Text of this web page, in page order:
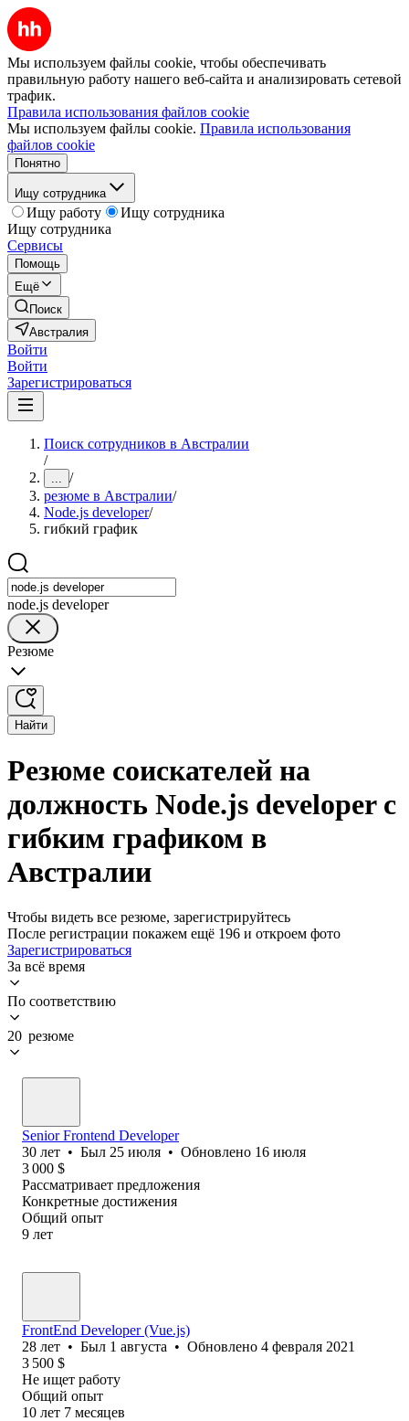
Мы используем файлы cookie, чтобы обеспечивать
правильную работу нашего веб-сайта и анализировать сетевой
трафик.
Правила использования файлов cookie
Мы используем файлы cookie. Правила использования
файлов cookie
Понятно
Ищу сотрудника
Ищу работу
Ищу сотрудника
Ищу сотрудника
Сервисы
Помощь
Ещё
Поиск
Австралия
Войти
Войти
Зарегистрироваться
Поиск сотрудников в Австралии
/
... /
резюме в Австралии/
Node.js developer/
гибкий график
node.js developer
Резюме
Найти
Резюме соискателей на
должность Node.js developer с
гибким графиком в
Австралии
Чтобы видеть все резюме, зарегистрируйтесь
После регистрации покажем ещё 196 и откроем фото
Зарегистрироваться
За всё время
По соответствию
20 резюме
Senior Frontend Developer
30 лет • Был 25 июля • Обновлено 16 июля
3 000 $
Рассматривает предложения
Конкретные достижения
Общий опыт
9 лет
FrontEnd Developer (Vue.js)
28 лет • Был 1 августа • Обновлено 4 февраля 2021
3 500 $
Не ищет работу
Общий опыт
10 лет 7 месяцев